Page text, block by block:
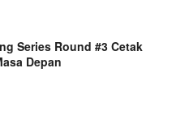
Series Round #3 Cetak
Depan